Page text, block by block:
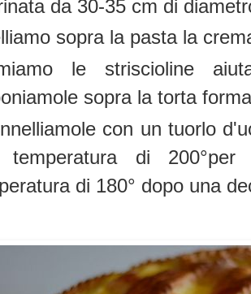
da 30-35 cm di
sopra la pasta la
le striscioline
sopra la torta
con un tuorlo
temperatura di
di 180° dopo una